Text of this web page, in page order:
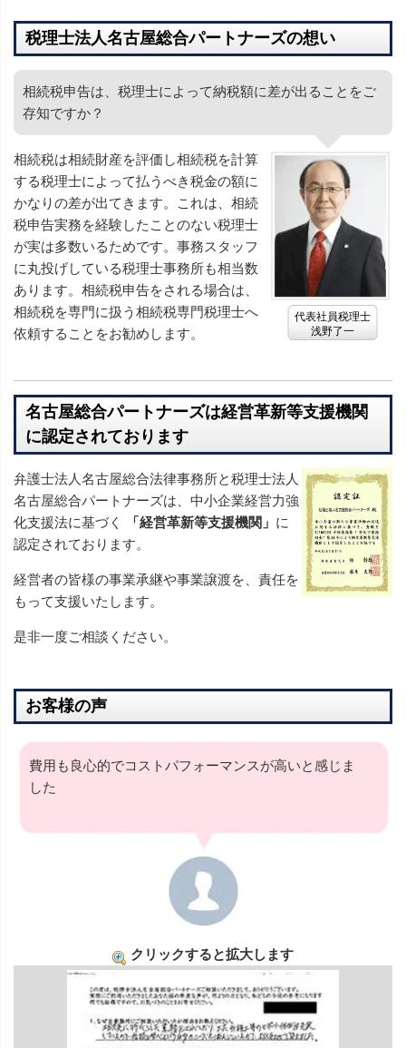
税理士法人名古屋総合パートナーズの想い
相続税申告は、税理士によって納税額に差が出ることをご
存知ですか？
代表社員税理士
浅野了一
相続税は相続財産を評価し相続税を計算
する税理士によって払うべき税金の額に
かなりの差が出てきます。これは、相続
税申告実務を経験したことのない税理士
が実は多数いるためです。事務スタッフ
に丸投げしている税理士事務所も相当数
あります。相続税申告をされる場合は、
相続税を専門に扱う相続税専門税理士へ
依頼することをお勧めします。
名古屋総合パートナーズは経営革新等支援機関
に認定されております
弁護士法人名古屋総合法律事務所と税理士法人
名古屋総合パートナーズは、中小企業経営力強
化支援法に基づく
「経営革新等支援機関」 に
認定されております。
経営者の皆様の事業承継や事業譲渡を、責任を
もって支援いたします。
是非一度ご相談ください。
お客様の声
費用も良心的でコストパフォーマンスが高いと感じま
した
クリックすると拡大します